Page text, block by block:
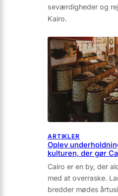
seværdigheder og
Kairo.
ARTIKLER
Oplev
kulturen, der gør
Cairo er en by, der
med at overraske.
bredder mødes